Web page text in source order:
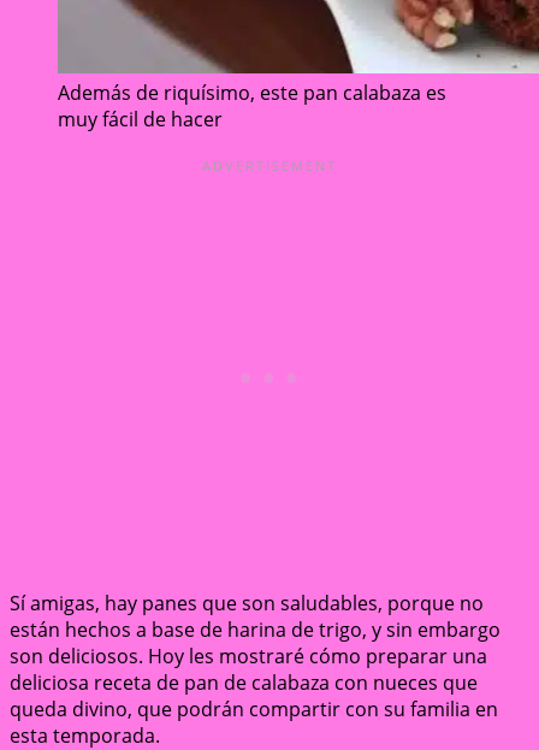
Además de riquísimo, este pan calabaza es
muy fácil de hacer
Sí amigas, hay panes que son saludables, porque no
están hechos a base de harina de trigo, y sin embargo
son deliciosos. Hoy les mostraré cómo preparar una
deliciosa receta de pan de calabaza con nueces que
queda divino, que podrán compartir con su familia en
esta temporada.